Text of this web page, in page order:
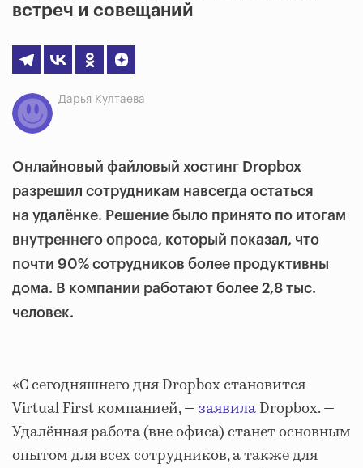
встреч и совещаний
Дарья Култаева
Онлайновый файловый хостинг Dropbox
разрешил сотрудникам навсегда остаться
на удалёнке. Решение было принято по итогам
внутреннего опроса, который показал, что
почти 90% сотрудников более продуктивны
дома. В компании работают более 2,8 тыс.
человек.
«С сегодняшнего дня Dropbox становится
Virtual First компанией, —заявилаDropbox. —
Удалённая работа (вне офиса) станет основным
опытом для всех сотрудников, а также для